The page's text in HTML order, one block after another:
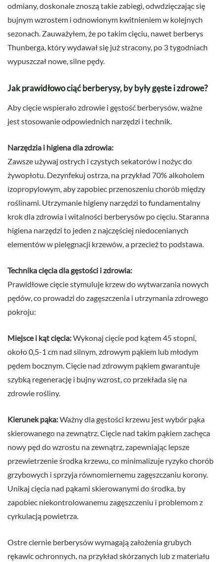
odmiany, doskonale znoszą takie zabiegi, odwdzięczając się
bujnym wzrostem i odnowionym kwitnieniem w kolejnych
sezonach. Zauważyłem, że po takim cięciu, nawet berberys
Thunberga, który wydawał się już stracony, po 3 tygodniach
wypuszczał nowe, silne pędy.
Jak prawidłowo ciąć berberysy, by były gęste i zdrowe?
Aby cięcie wspierało zdrowie i gęstość berberysów, ważne
jest stosowanie odpowiednich narzędzi i technik.
Narzędzia i higiena dla zdrowia:
Zawsze używaj ostrych i czystych sekatorów i nożyc do
żywopłotu. Dezynfekuj ostrza, na przykład 70% alkoholem
izopropylowym, aby zapobiec przenoszeniu chorób między
roślinami. Utrzymanie higieny narzędzi to fundamentalny
krok dla zdrowia i witalności berberysów po cięciu. Staranna
higiena narzędzi to jeden z najczęściej niedocenianych
elementów w pielęgnacji krzewów, a przecież to podstawa.
Technika cięcia dla gęstości i zdrowia:
Prawidłowe cięcie stymuluje krzew do wytwarzania nowych
pędów, co prowadzi do zagęszczenia i utrzymania zdrowego
pokroju:
Miejsce i kąt cięcia:Wykonaj cięcie pod kątem 45 stopni,
około 0,5-1 cm nad silnym, zdrowym pąkiem lub młodym
pędem bocznym. Cięcie nad zdrowym pąkiem gwarantuje
szybką regenerację i bujny wzrost, co przekłada się na
zdrowie rośliny.
Kierunek pąka:Ważny dla gęstości krzewu jest wybór pąka
skierowanego na zewnątrz. Cięcie nad takim pąkiem zachęca
nowy pęd do wzrostu na zewnątrz, zapewniając lepsze
przewietrzenie środka krzewu, co minimalizuje ryzyko chorób
grzybowych i sprzyja równomiernemu zagęszczaniu korony.
Unikaj cięcia nad pąkami skierowanymi do środka, by
zapobiec niekontrolowanemu zagęszczeniu i problemom z
cyrkulacją powietrza.
Ostre ciernie berberysów wymagają założenia grubych
rękawic ochronnych, na przykład skórzanych lub z materiału